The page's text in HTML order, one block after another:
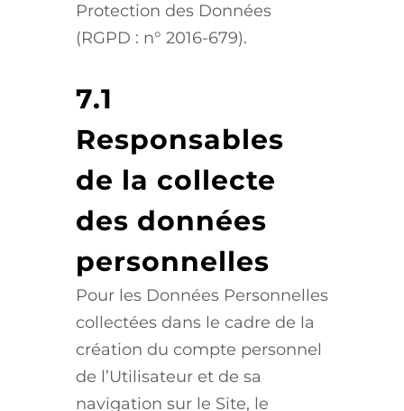
Protection des Données
(RGPD : n° 2016-679).
7.1
Responsables
de la collecte
des données
personnelles
Pour les Données Personnelles
collectées dans le cadre de la
création du compte personnel
de l’Utilisateur et de sa
navigation sur le Site, le